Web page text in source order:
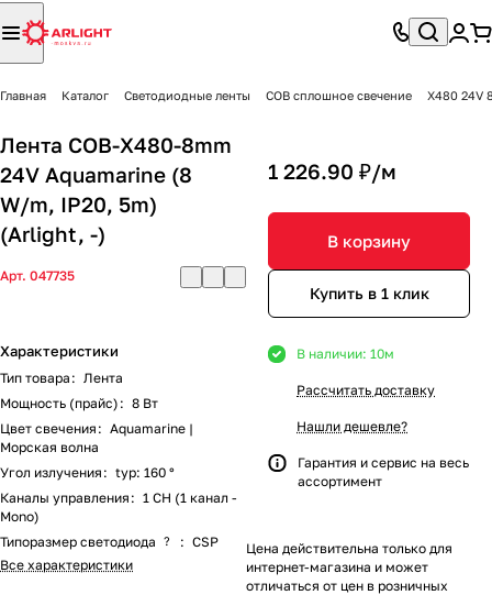
Главная Каталог Светодиодные ленты COB сплошное свечение X480 24V
Лента COB-X480-8mm
24V Aquamarine (8
W/m, IP20, 5m)
(Arlight, -)
Арт. 047735
Характеристики
Тип товара : Лента
Мощность (прайс) : 8 Вт
Цвет свечения : Aquamarine |
Морская волна
Угол излучения : typ: 160 °
Каналы управления : 1 CH (1 канал -
Mono)
Типоразмер светодиода
? : CSP
Все характеристики
1 226.90 ₽/м
В корзину
Купить в 1 клик
В наличии: 10м
Рассчитать доставку
Нашли дешевле?
Гарантия и сервис на весь
ассортимент
Цена действительна только для
интернет-магазина и может
отличаться от цен в розничных